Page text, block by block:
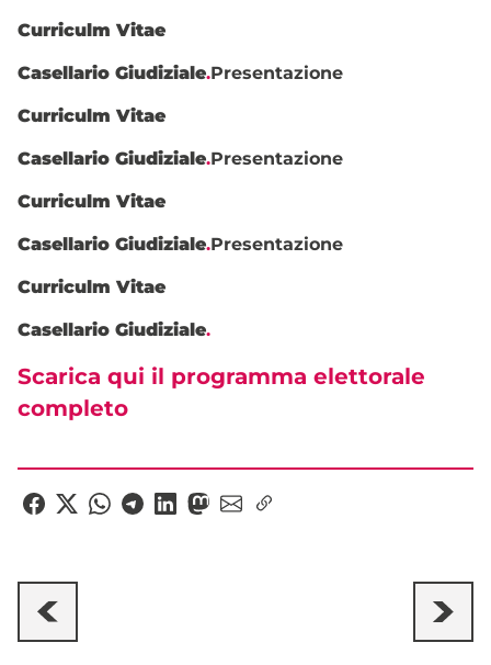
Curriculm Vitae
Casellario Giudiziale.Presentazione
Curriculm Vitae
Casellario Giudiziale.Presentazione
Curriculm Vitae
Casellario Giudiziale.Presentazione
Curriculm Vitae
Casellario Giudiziale.
Scarica qui il programma elettorale
completo